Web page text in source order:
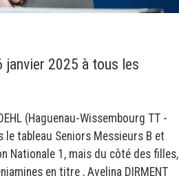
janvier 2025 à tous les
(Haguenau-Wissembourg TT -
tableau Seniors Messieurs B et
Nationale 1, mais du côté des filles,
en titre , Avelina DIRMENT